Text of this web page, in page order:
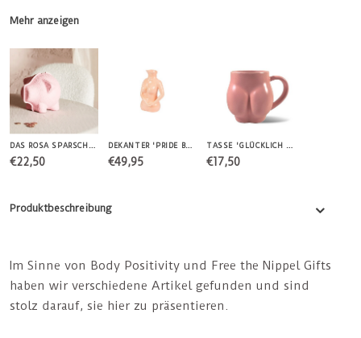
Mehr anzeigen
DAS ROSA SPARSCHWEIN TAMMY
€22,50
DEKANTER 'PRIDE BODY'
€49,95
TASSE 'GLÜCKLICH MIT MEINEM KÖRPER'
€17,50
Produktbeschreibung
Im Sinne von Body Positivity und Free the Nippel Gifts
haben wir verschiedene Artikel gefunden und sind
stolz darauf, sie hier zu präsentieren.